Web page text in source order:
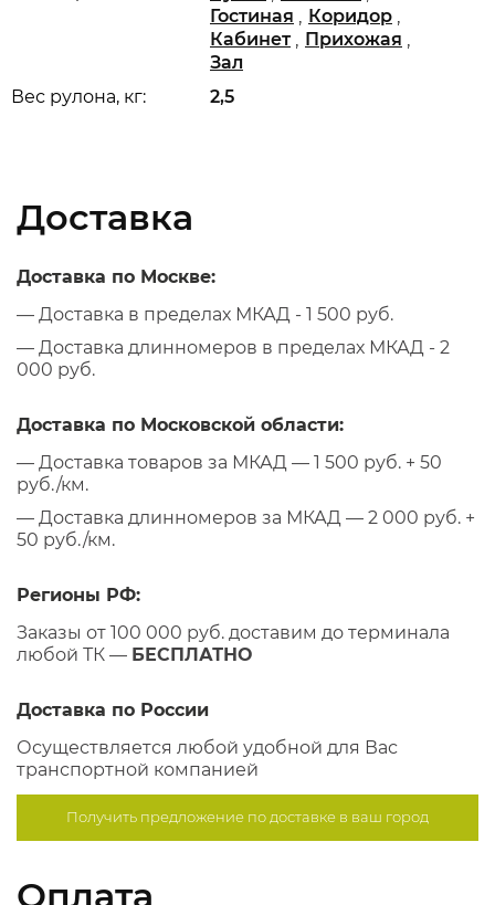
Вес рулона, кг: 2,5
Гостиная , Коридор ,
Кабинет , Прихожая ,
Зал
Доставка
Доставка по Москве:
— Доставка в пределах МКАД - 1 500 руб.
— Доставка длинномеров в пределах МКАД - 2
000 руб.
Доставка по Московской области:
— Доставка товаров за МКАД — 1 500 руб. + 50
руб./км.
— Доставка длинномеров за МКАД — 2 000 руб. +
50 руб./км.
Регионы РФ:
Заказы от 100 000 руб. доставим до терминала
любой ТК — БЕСПЛАТНО
Доставка по России
Осуществляется любой удобной для Вас
транспортной компанией
Получить предложение подоставке в ваш город
Оплата